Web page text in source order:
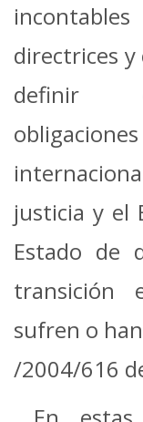
directrices
definir
justicia y el
Estado de
transición
sufren o
/2004/616